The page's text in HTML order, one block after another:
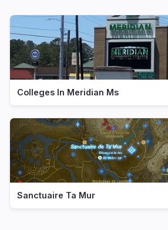
Colleges In Meridian Ms
Sanctuaire Ta Mur